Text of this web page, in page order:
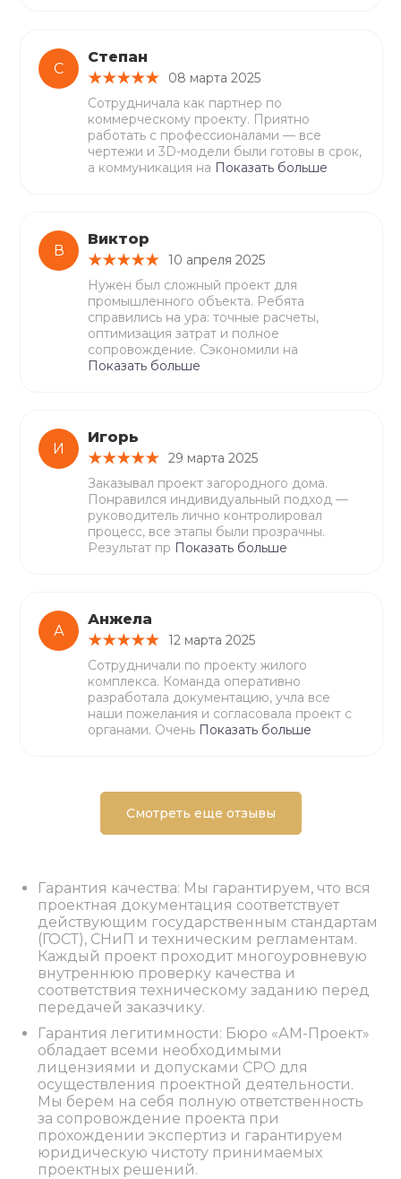
С
Степан
08 марта 2025
Сотрудничала как партнер по
коммерческому проекту. Приятно
работать с профессионалами — все
чертежи и 3D-модели были готовы в срок,
а коммуникация на Показать больше
В
Виктор
10 апреля 2025
Нужен был сложный проект для
промышленного объекта. Ребята
справились на ура: точные расчеты,
оптимизация затрат и полное
сопровождение. Сэкономили на
Показать больше
И
Игорь
29 марта 2025
Заказывал проект загородного дома.
Понравился индивидуальный подход —
руководитель лично контролировал
процесс, все этапы были прозрачны.
Результат пр Показать больше
А
Анжела
12 марта 2025
Сотрудничали по проекту жилого
комплекса. Команда оперативно
разработала документацию, учла все
наши пожелания и согласовала проект с
органами. Очень Показать больше
Смотреть еще отзывы
Гарантия качества: Мы гарантируем, что вся
проектная документация соответствует
действующим государственным стандартам
(ГОСТ), СНиП и техническим регламентам.
Каждый проект проходит многоуровневую
внутреннюю проверку качества и
соответствия техническому заданию перед
передачей заказчику.
Гарантия легитимности: Бюро «АМ-Проект»
обладает всеми необходимыми
лицензиями и допусками СРО для
осуществления проектной деятельности.
Мы берем на себя полную ответственность
за сопровождение проекта при
прохождении экспертиз и гарантируем
юридическую чистоту принимаемых
проектных решений.